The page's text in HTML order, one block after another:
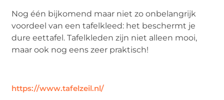
Nog één bijkomend maar niet zo onbelangrijk
voordeel van een tafelkleed: het beschermt je
dure eettafel. Tafelkleden zijn niet alleen mooi,
maar ook nog eens zeer praktisch!
https://www.tafelzeil.nl/